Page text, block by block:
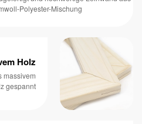
Polyester-Mischung
Holz
massivem
gespannt